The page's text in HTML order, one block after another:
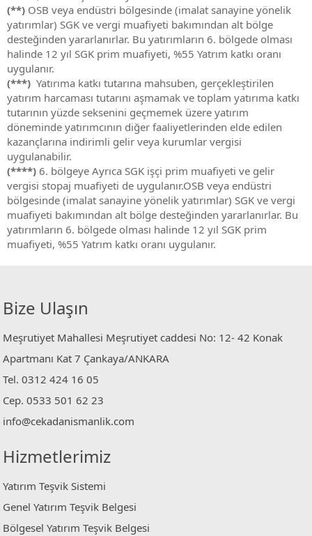
(**) OSB veya endüstri bölgesinde (imalat sanayine yönelik
yatırımlar) SGK ve vergi muafiyeti bakımından alt bölge
desteğinden yararlanırlar. Bu yatırımların 6. bölgede olması
halinde 12 yıl SGK prim muafiyeti, %55 Yatrım katkı oranı
uygulanır.
(***) Yatırıma katkı tutarına mahsuben, gerçekleştirilen
yatırım harcaması tutarını aşmamak ve toplam yatırıma katkı
tutarının yüzde seksenini geçmemek üzere yatırım
döneminde yatırımcının diğer faaliyetlerinden elde edilen
kazançlarına indirimli gelir veya kurumlar vergisi
uygulanabilir.
(****) 6. bölgeye Ayrıca SGK işçi prim muafiyeti ve gelir
vergisi stopaj muafiyeti de uygulanır.OSB veya endüstri
bölgesinde (imalat sanayine yönelik yatırımlar) SGK ve vergi
muafiyeti bakımından alt bölge desteğinden yararlanırlar. Bu
yatırımların 6. bölgede olması halinde 12 yıl SGK prim
muafiyeti, %55 Yatrım katkı oranı uygulanır.
Bize Ulaşın
Meşrutiyet Mahallesi Meşrutiyet caddesi No: 12- 42 Konak
Apartmanı Kat 7 Çankaya/ANKARA
Tel. 0312 424 16 05
Cep. 0533 501 62 23
info@cekadanismanlik.com
Hizmetlerimiz
Yatırım Teşvik Sistemi
Genel Yatırım Teşvik Belgesi
Bölgesel Yatırım Teşvik Belgesi